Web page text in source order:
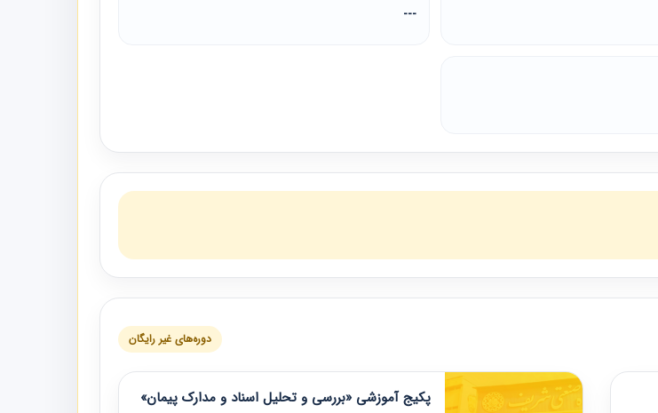
---
دوره‌های غیر رایگان
پکیج آموزشی «بررسی و تحلیل اسناد و مدارک پیمان»